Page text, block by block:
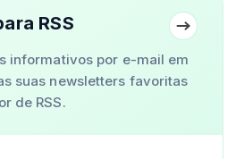
RSS
informativos por e-mail em
suas newsletters favoritas
de RSS.